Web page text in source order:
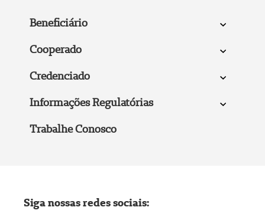
Beneficiário
Cooperado
Credenciado
Informações Regulatórias
Trabalhe Conosco
Siga nossas redes sociais: